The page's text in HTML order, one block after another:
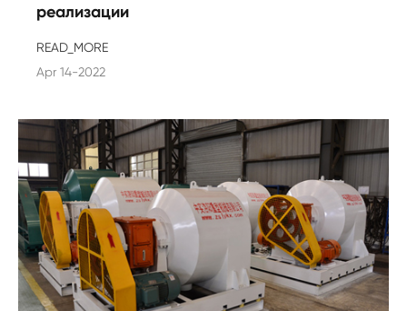
реализации
READ_MORE
Apr 14-2022